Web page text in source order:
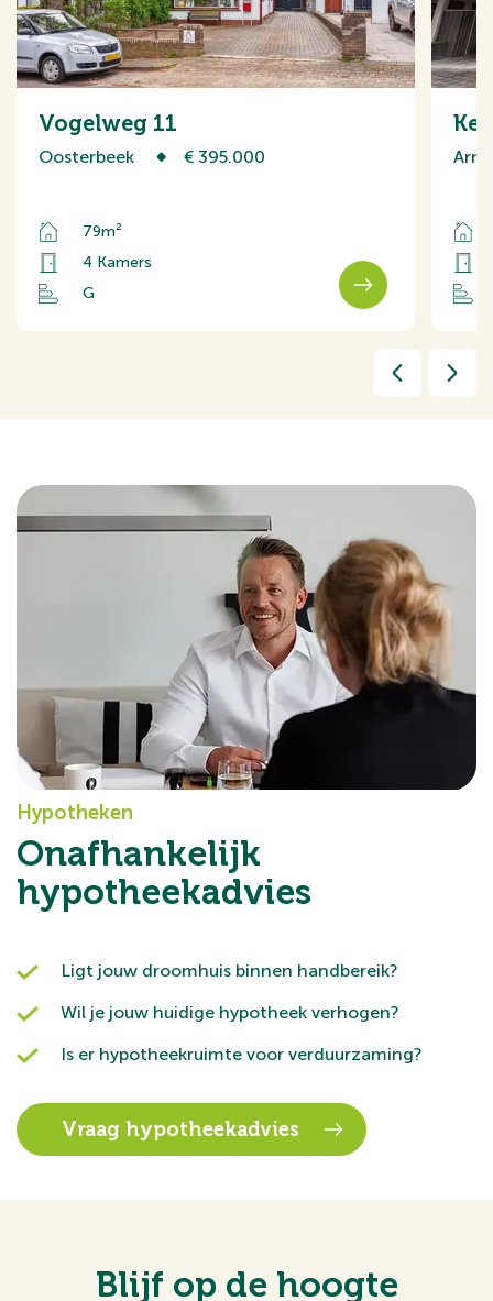
Vogelweg 11
Oosterbeek € 395.000
79m²
4 Kamers
G
Hypotheken
Onafhankelijk
hypotheekadvies
Ligt jouw droomhuis binnen handbereik?
Wil je jouw huidige hypotheek verhogen?
Is er hypotheekruimte voor verduurzaming?
Vraag hypotheekadvies
Blijf op de hoogte